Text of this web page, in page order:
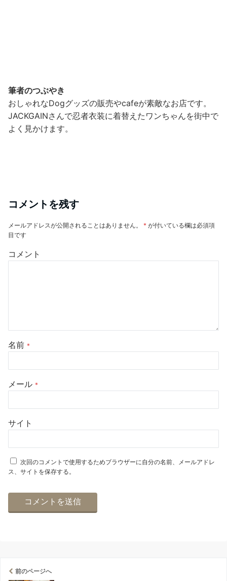
筆者のつぶやき
おしゃれなDogグッズの販売やcafeが素敵なお店です。
JACKGAINさんで忍者衣装に着替えたワンちゃんを街中で
よく見かけます。
コメントを残す
メールアドレスが公開されることはありません。 * が付いている欄は必須項
目です
コメント
名前 *
メール *
サイト
次回のコメントで使用するためブラウザーに自分の名前、メールアドレ
ス、サイトを保存する。
前のページへ